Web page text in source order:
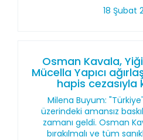
18 Şubat
Osman Kavala,
Mücella Yapıcı
hapis cezasıyla
Milena Buyum:
üzerindeki amansız
zamanı geldi. Osman
bırakılmalı ve tüm